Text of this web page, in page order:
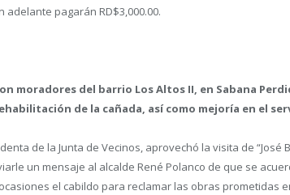
adelante pagarán RD$3,000.00.
moradores del barrio Los Altos II, en Sabana
de la cañada, así como mejoría en el
de la Junta de Vecinos, aprovechó la visita de “José
un mensaje al alcalde René Polanco de que se
el cabildo para reclamar las obras prometidas